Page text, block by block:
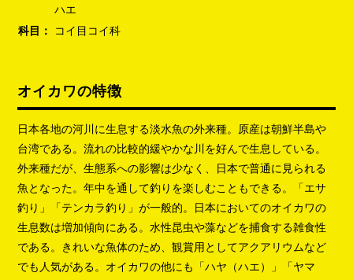
ハエ
科目：
コイ目コイ科
オイカワの特徴
日本各地の河川に生息する淡水魚の外来種。原産は朝鮮半島や
台湾である。流れの比較的緩やかな川を好んで生息している。
外来種だが、生態系への影響は少なく、日本で普通に見られる
魚となった。年中を通して釣りを楽しむこともできる。「エサ
釣り」「テンカラ釣り」が一般的。日本においてのオイカワの
生息数は増加傾向にある。水性昆虫や藻などを捕食する雑食性
である。きれいな魚体のため、観賞用としてアクアリウムなど
でも人気がある。オイカワの他にも「ハヤ（ハエ）」「ヤマ